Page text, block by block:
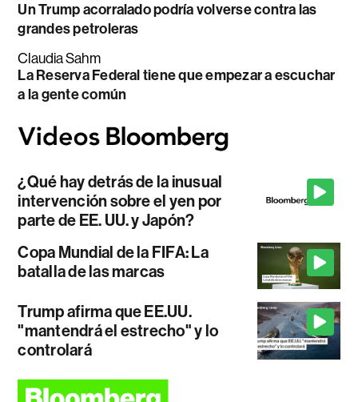
Un Trump acorralado podría volverse contra las
grandes petroleras
Claudia Sahm
La Reserva Federal tiene que empezar a escuchar
a la gente común
¿Qué hay detrás de la inusual
intervención sobre el yen por
parte de EE. UU. y Japón?
Copa Mundial de la FIFA: La
batalla de las marcas
Trump afirma que EE.UU.
"mantendrá el estrecho" y lo
controlará